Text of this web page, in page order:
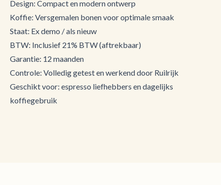
Design: Compact en modern ontwerp
Koffie: Versgemalen bonen voor optimale smaak
Staat: Ex demo / als nieuw
BTW: Inclusief 21% BTW (aftrekbaar)
Garantie: 12 maanden
Controle: Volledig getest en werkend door Ruilrijk
Geschikt voor: espresso liefhebbers en dagelijks
koffiegebruik